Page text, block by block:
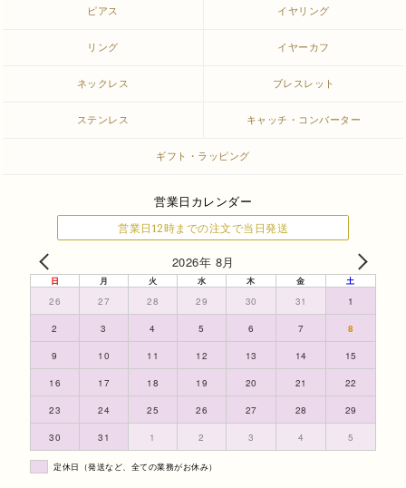
ピアス イヤリング
リング イヤーカフ
ネックレス ブレスレット
ステンレス キャッチ・コンバーター
ギフト・ラッピング
営業日カレンダー
営業日12時までの注文で当日発送
2026年 8月
日 月 火 水 木 金 土
26 27 28 29 30 31 1
2 3 4 5 6 7 8
9 10 11 12 13 14 15
16 17 18 19 20 21 22
23 24 25 26 27 28 29
30 31 1 2 3 4 5
定休日（発送など、全ての業務がお休み）